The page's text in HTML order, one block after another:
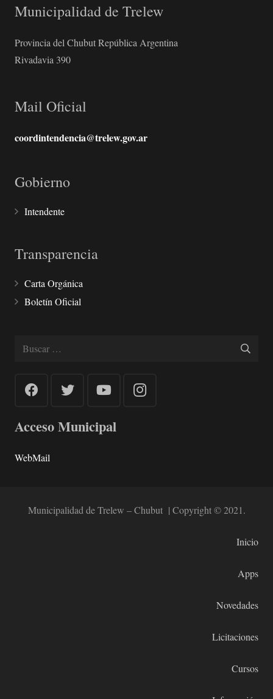
Municipalidad de Trelew
Provincia del Chubut República Argentina
Rivadavia 390
Mail Oficial
coordintendencia@trelew.gov.ar
Gobierno
Intendente
Transparencia
Carta Orgánica
Boletín Oficial
Buscar:
Acceso Municipal
WebMail
Municipalidad de Trelew – Chubut | Copyright © 2021.
Inicio
Apps
Novedades
Licitaciones
Cursos